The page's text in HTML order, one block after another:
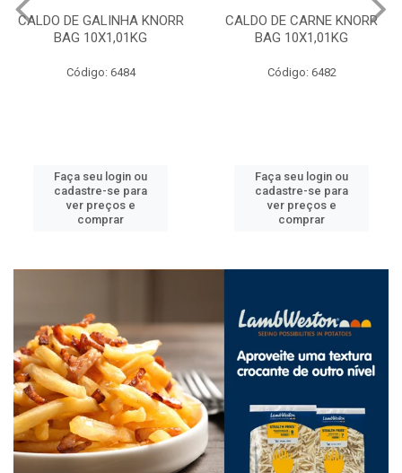
CALDO DE GALINHA KNORR
BAG 10X1,01KG
Código: 6484
Faça seu login ou
cadastre-se para
ver preços e
comprar
CALDO DE CARNE KNORR
BAG 10X1,01KG
Código: 6482
Faça seu login ou
cadastre-se para
ver preços e
comprar